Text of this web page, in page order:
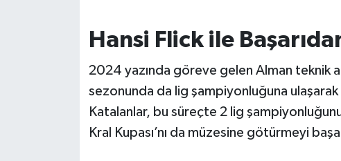
Hansi Flick ile
2024 yazında göreve gelen Alman teknik
sezonunda da lig şampiyonluğuna
Katalanlar, bu süreçte 2 lig
Kral Kupası’nı da müzesine götürmeyi
SÜRMANŞET
TARİHTE BUGÜN